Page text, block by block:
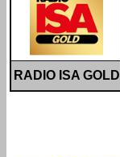
RADIO ISA GOLD